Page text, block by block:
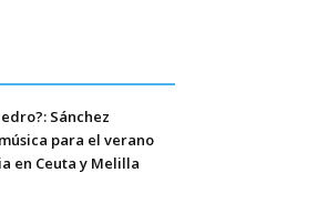
Sánchez
para el verano
en Ceuta y Melilla